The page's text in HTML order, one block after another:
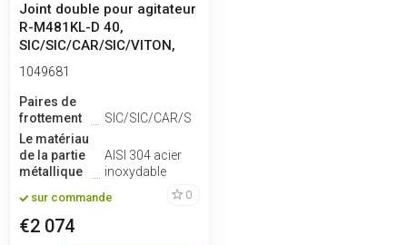
Joint double pour agitateur
R-M481KL-D 40,
SIC/SIC/CAR/SIC/VITON,
304
1049681
Paires de
frottement
SIC/SIC/CAR/SIC
Le matériau
de la partie
métallique
AISI 304 acier
inoxydable
sur commande 0
€2 074